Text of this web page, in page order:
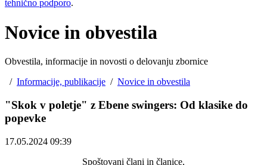
tehnično podporo.
Novice in obvestila
Obvestila, informacije in novosti o delovanju zbornice
/ Informacije, publikacije / Novice in obvestila
"Skok v poletje" z Ebene swingers: Od klasike do
popevke
17.05.2024 09:39
Spoštovani člani in članice,